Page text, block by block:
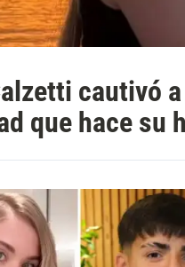
cautivó
que hace su